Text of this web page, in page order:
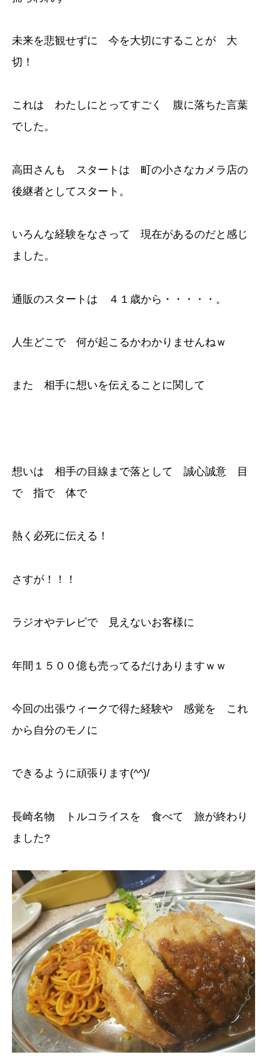
未来を悲観せずに 今を大切にすることが 大
切！
これは わたしにとってすごく 腹に落ちた言葉
でした。
高田さんも スタートは 町の小さなカメラ店の
後継者としてスタート。
いろんな経験をなさって 現在があるのだと感じ
ました。
通販のスタートは ４１歳から・・・・・。
人生どこで 何が起こるかわかりませんねｗ
また 相手に想いを伝えることに関して
想いは 相手の目線まで落として 誠心誠意 目
で 指で 体で
熱く必死に伝える！
さすが！！！
ラジオやテレビで 見えないお客様に
年間１５００億も売ってるだけありますｗｗ
今回の出張ウィークで得た経験や 感覚を これ
から自分のモノに
できるように頑張ります(^^)/
長崎名物 トルコライスを 食べて 旅が終わり
ました?